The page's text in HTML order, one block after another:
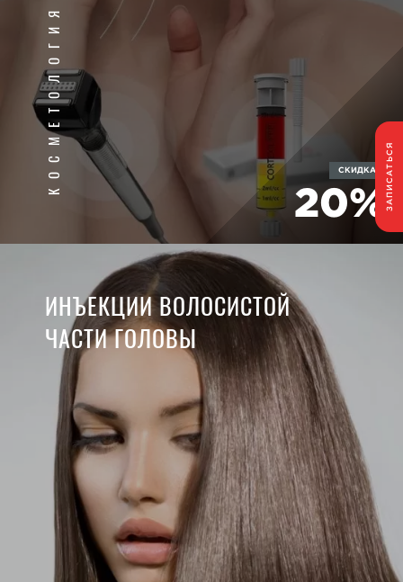
ЗАПИСАТЬСЯ
КОСМЕТОЛОГИЯ СКИДКА
20%
ИНЪЕКЦИИ ВОЛОСИСТОЙ
ЧАСТИ ГОЛОВЫ